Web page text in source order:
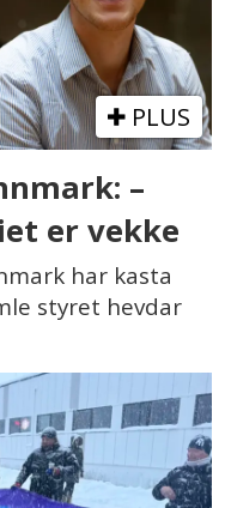
PLUS
–
er vekke
har kasta
styret hevdar